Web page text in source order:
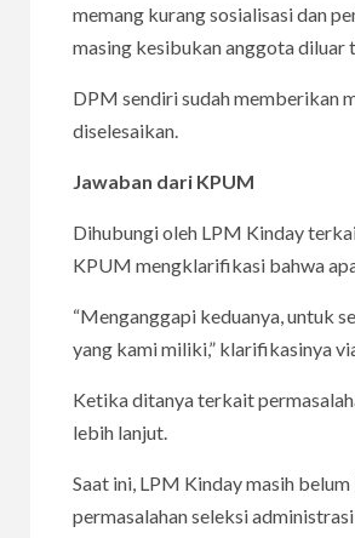
memang kurang sosialisasi dan
masing kesibukan anggota diluar
DPM sendiri sudah memberikan
diselesaikan.
Jawaban dari KPUM
Dihubungi oleh LPM Kinday
KPUM mengklarifikasi bahwa
“Menganggapi keduanya, untuk
yang kami miliki,” klarifikasinya
Ketika ditanya terkait
lebih lanjut.
Saat ini, LPM Kinday masih
permasalahan seleksi